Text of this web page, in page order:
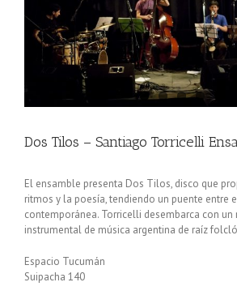
Dos Tilos – Santiago Torricelli
El ensamble presenta Dos Tilos, disco que
ritmos y la poesía, tendiendo un puente entre
contemporánea. Torricelli desembarca con un
instrumental de música argentina de raíz
Espacio Tucumán
Suipacha 140